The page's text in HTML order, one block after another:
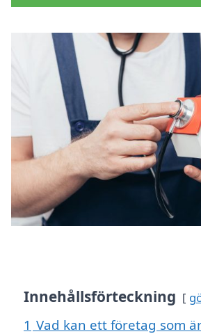
Innehållsförteckning
1 Vad kan ett företag som